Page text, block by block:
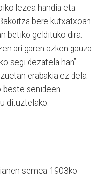
lezea handia eta
bere kutxatxoan
betiko geldituko dira.
ari garen azken gauza
segi dezatela han”.
erabakia ez dela
beste senideen
dituztelako.
semea 1903ko